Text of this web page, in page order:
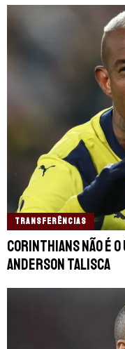
TRANSFERÊNCIAS
Corinthians não é
Anderson Talisca